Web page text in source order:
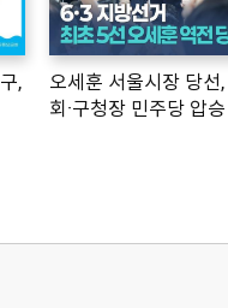
,
오세훈 서울시장 당선,
회·구청장 민주당 압승